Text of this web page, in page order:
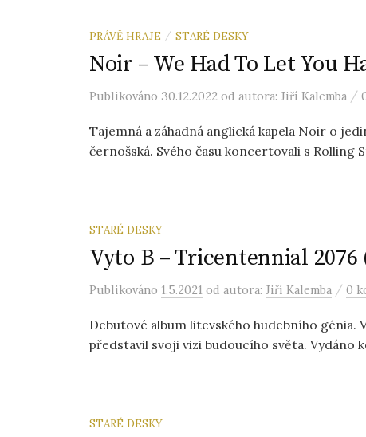
PRÁVĚ HRAJE / STARÉ DESKY
Noir – We Had To Let You
Publikováno 30.12.2022 od autora: Jiří Kalemba /
Tajemná a záhadná anglická kapela Noir o
černošská. Svého času koncertovali s Rolling
STARÉ DESKY
Vyto B – Tricentennial 2076
Publikováno 1.5.2021 od autora: Jiří Kalemba / 0
Debutové album litevského hudebního génia.
představil svoji vizi budoucího světa. Vydáno
STARÉ DESKY